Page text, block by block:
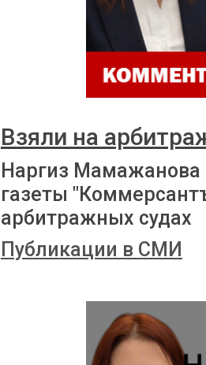
Взяли на
Наргиз Мамажанова
газеты
арбитражных судах
Публикации в СМИ